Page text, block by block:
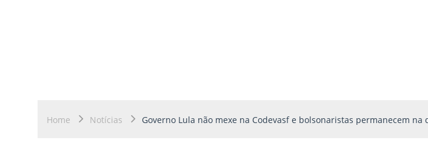
Home Notícias Governo Lula não mexe na Codevasf e bolsonaristas permanecem na